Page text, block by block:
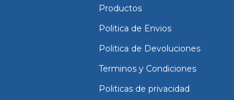
Productos
Politica de Envios
Politica de Devoluciones
Terminos y Condiciones
Politicas de privacidad